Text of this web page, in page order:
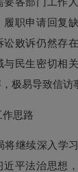
履职申请回复
讼败诉仍然存
与民生密切相
极易导致信访
思路
继续深入学习
近平法治思想